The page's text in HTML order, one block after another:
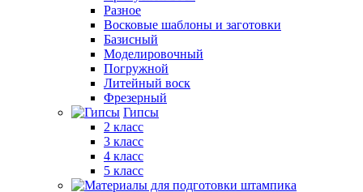
Разное
Восковые шаблоны и заготовки
Базисный
Моделировочный
Погружной
Литейный воск
Фрезерный
Гипсы
2 класс
3 класс
4 класс
5 класс